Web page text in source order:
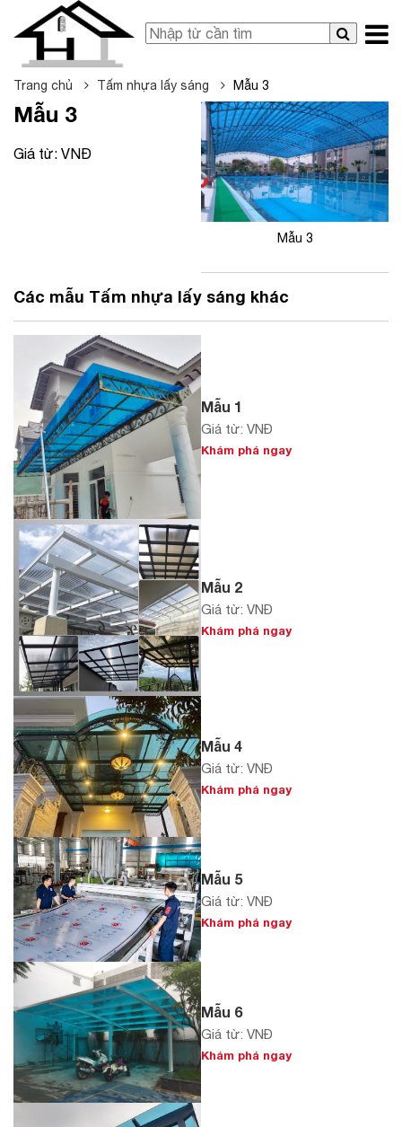
Trang chủ Tấm nhựa lấy sáng Mẫu 3
Mẫu 3
Giá từ: VNĐ
Mẫu 3
Các mẫu Tấm nhựa lấy sáng khác
Mẫu 1
Giá từ: VNĐ
Khám phá ngay
Mẫu 2
Giá từ: VNĐ
Khám phá ngay
Mẫu 4
Giá từ: VNĐ
Khám phá ngay
Mẫu 5
Giá từ: VNĐ
Khám phá ngay
Mẫu 6
Giá từ: VNĐ
Khám phá ngay